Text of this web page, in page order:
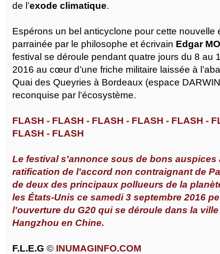
de l’exode climatique.
Espérons un bel anticyclone pour cette nouvelle
parrainée par le philosophe et écrivain Edgar
festival se déroule pendant quatre jours du 8 au
2016 au cœur d’une friche militaire laissée à
Quai des Queyries à Bordeaux (espace
reconquise par l’écosystème.
FLASH - FLASH - FLASH - FLASH - FLASH -
FLASH - FLASH
Le festival s'annonce sous de bons auspices
ratification de l'accord non contraignant de
de deux des principaux pollueurs de la
les États-Unis ce samedi 3 septembre 2016
l'ouverture du G20 qui se déroule dans la
Hangzhou en Chine.
F.L.E.G © INUMAGINFO.COM